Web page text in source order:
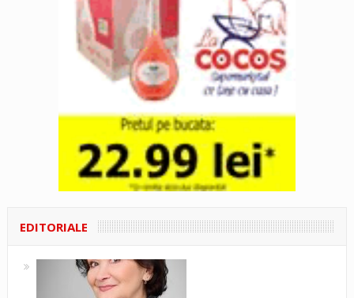
EDITORIALE